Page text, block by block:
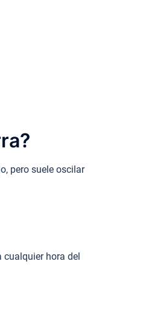
pero suele oscilar
cualquier hora del